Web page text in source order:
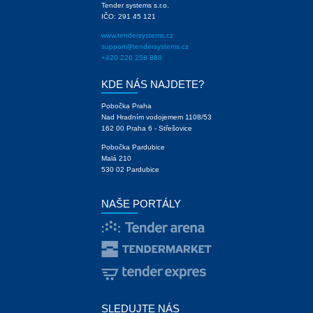
Tender systems s.r.o.
IČO: 291 45 121
www.tendersystems.cz
support@tendersystems.cz
+420 226 258 888
KDE NÁS NAJDETE?
Pobočka Praha
Nad Hradním vodojemem 1108/53
162 00 Praha 6 - Střešovice
Pobočka Pardubice
Malá 210
530 02 Pardubice
NAŠE PORTÁLY
SLEDUJTE NÁS